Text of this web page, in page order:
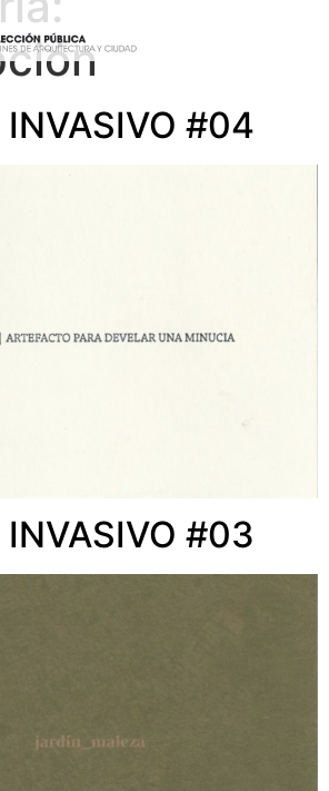
INVASIVO #04
INVASIVO #03